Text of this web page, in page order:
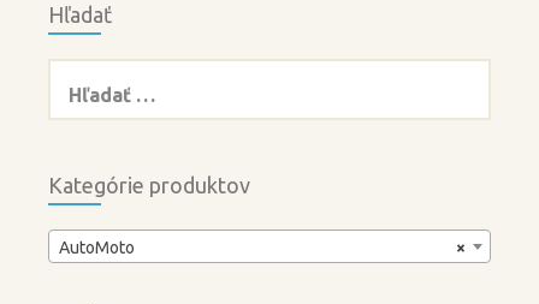
Hľadať
Kategórie produktov
×
AutoMoto